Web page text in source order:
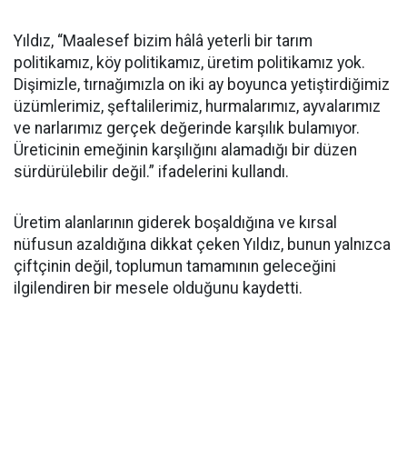
Yıldız, “Maalesef bizim hâlâ yeterli bir tarım
politikamız, köy politikamız, üretim politikamız yok.
Dişimizle, tırnağımızla on iki ay boyunca yetiştirdiğimiz
üzümlerimiz, şeftalilerimiz, hurmalarımız, ayvalarımız
ve narlarımız gerçek değerinde karşılık bulamıyor.
Üreticinin emeğinin karşılığını alamadığı bir düzen
sürdürülebilir değil.” ifadelerini kullandı.
Üretim alanlarının giderek boşaldığına ve kırsal
nüfusun azaldığına dikkat çeken Yıldız, bunun yalnızca
çiftçinin değil, toplumun tamamının geleceğini
ilgilendiren bir mesele olduğunu kaydetti.